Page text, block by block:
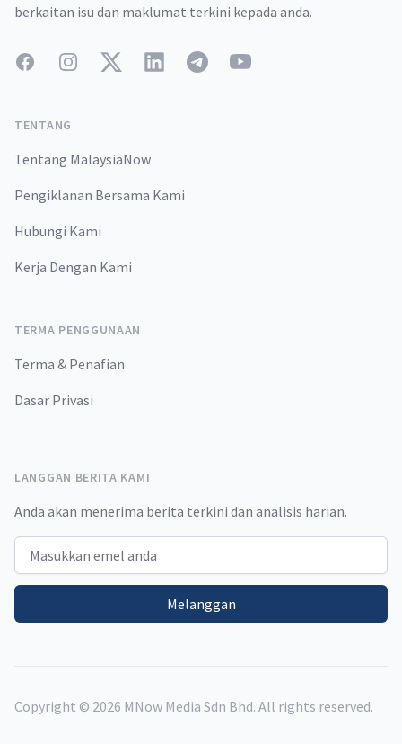
berkaitan isu dan maklumat terkini kepada anda.
FacebookInstagramTwitterLinkedInTelegramYouTube
TENTANG
Tentang MalaysiaNow
Pengiklanan Bersama Kami
Hubungi Kami
Kerja Dengan Kami
TERMA PENGGUNAAN
Terma & Penafian
Dasar Privasi
LANGGAN BERITA KAMI
Anda akan menerima berita terkini dan analisis harian.
Email address
Melanggan
Copyright © 2026 MNow Media Sdn Bhd. All rights reserved.